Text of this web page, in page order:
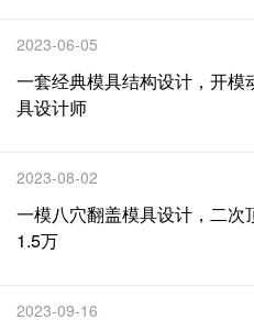
2023-06-05
一套经典模具结构设计，开
具设计师
2023-08-02
一模八穴翻盖模具设计，二
1.5万
2023-09-16